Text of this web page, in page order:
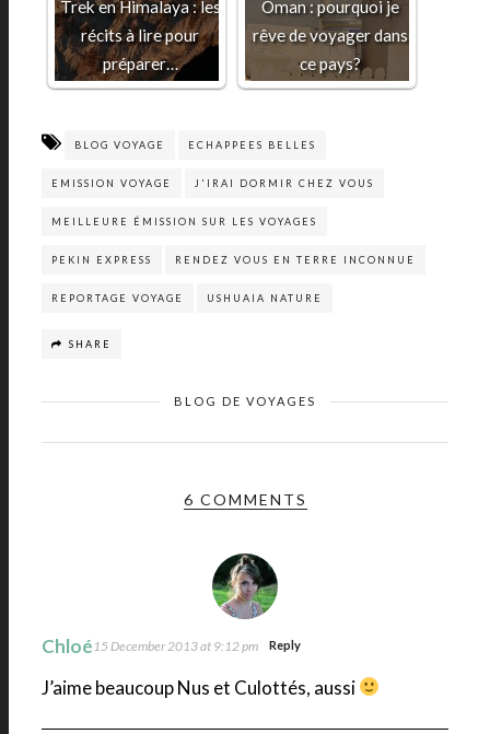
Trek en Himalaya : les
récits à lire pour
préparer…
Oman : pourquoi je
rêve de voyager dans
ce pays?
BLOG VOYAGE ECHAPPEES BELLES
EMISSION VOYAGE J'IRAI DORMIR CHEZ VOUS
MEILLEURE ÉMISSION SUR LES VOYAGES
PEKIN EXPRESS RENDEZ VOUS EN TERRE INCONNUE
REPORTAGE VOYAGE USHUAIA NATURE
SHARE
BLOG DE VOYAGES
6 COMMENTS
Chloé15 December 2013 at 9:12 pm Reply
J’aime beaucoup Nus et Culottés, aussi